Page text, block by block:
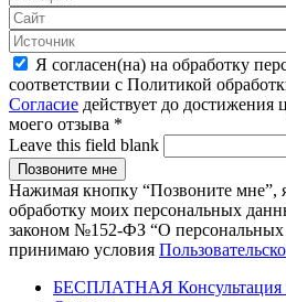
Я согласен(на) на обработку
соответствии с Политикой
Согласие действует до достижения
моего отзыва *
Leave this field blank
Нажимая кнопку “Позвоните мне”,
обработку моих персональных
законом №152-ФЗ “О персональных
принимаю условия
БЕСПЛАТНАЯ Консультация